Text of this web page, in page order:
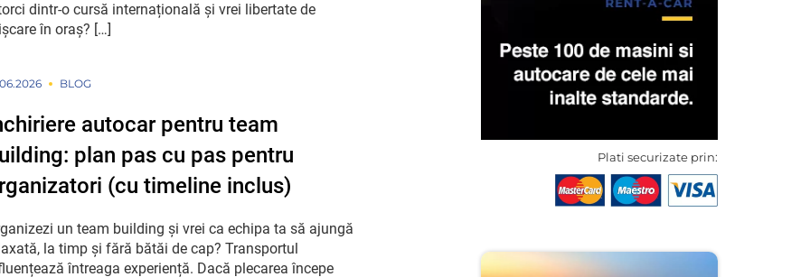
dintr-o cursă internațională și vrei libertate de
în oraș? […]
BLOG
autocar pentru team
plan pas cu pas pentru
(cu timeline inclus)
un team building și vrei ca echipa ta să ajungă
la timp și fără bătăi de cap? Transportul
întreaga experiență. Dacă plecarea începe
Plati securizate prin: